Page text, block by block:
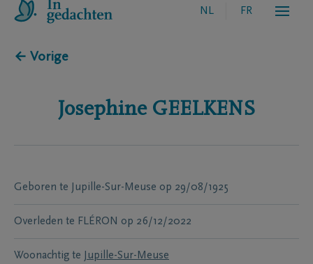
NL FR
← Vorige
Josephine GEELKENS
Geboren te Jupille-Sur-Meuse op 29/08/1925
Overleden te FLÉRON op 26/12/2022
Woonachtig te Jupille-Sur-Meuse